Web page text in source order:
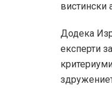
вистински
Додека
експерти